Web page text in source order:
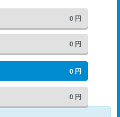
0 円
0 円
0 円
0 円